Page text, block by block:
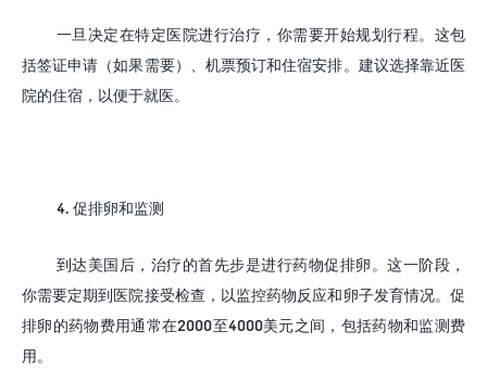
一旦决定在特定医院进行治疗，你需要开始规划行程。这包
括签证申请（如果需要）、机票预订和住宿安排。建议选择靠近医
院的住宿，以便于就医。
4. 促排卵和监测
到达美国后，治疗的首先步是进行药物促排卵。这一阶段，
你需要定期到医院接受检查，以监控药物反应和卵子发育情况。促
排卵的药物费用通常在2000至4000美元之间，包括药物和监测费
用。